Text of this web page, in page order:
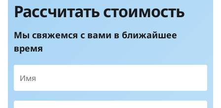
Рассчитать стоимость
Мы свяжемся с вами в ближайшее
время